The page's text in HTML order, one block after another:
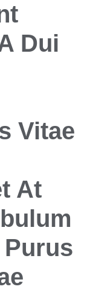
Dui
Vitae
At